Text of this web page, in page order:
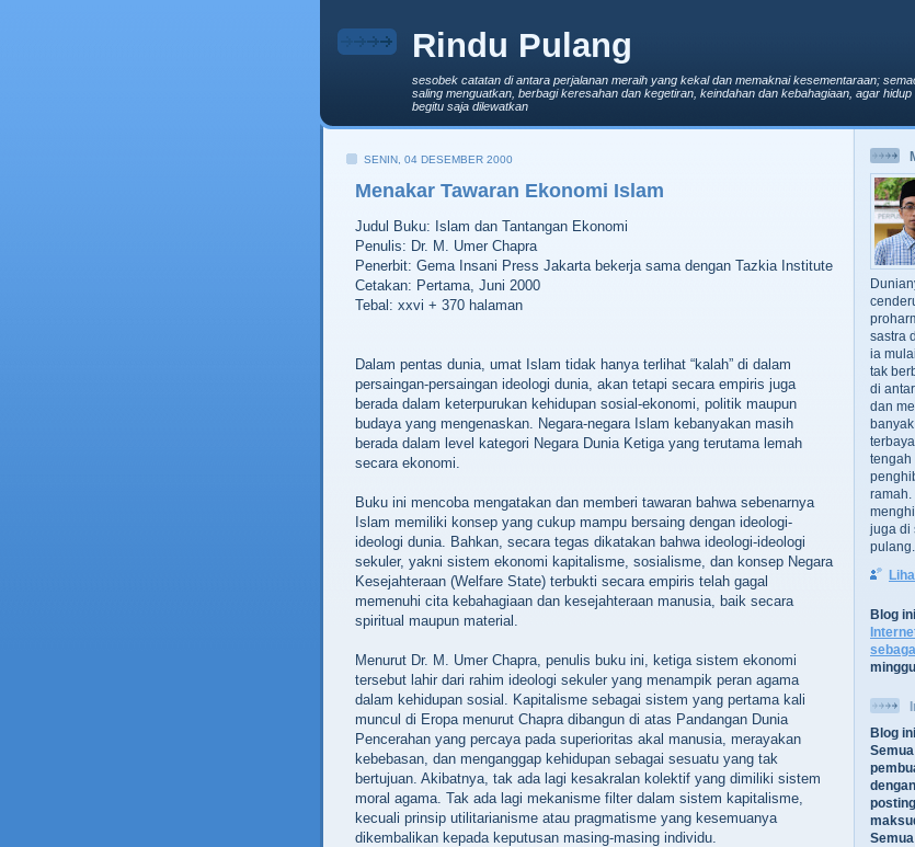
Rindu Pulang
sesobek catatan di antara perjalanan meraih yang kekal dan memaknai kesementaraan;
saling menguatkan, berbagi keresahan dan kegetiran, keindahan dan kebahagiaan, agar
begitu saja dilewatkan
SENIN, 04 DESEMBER 2000
Menakar Tawaran Ekonomi Islam
Judul Buku: Islam dan Tantangan Ekonomi
Penulis: Dr. M. Umer Chapra
Penerbit: Gema Insani Press Jakarta bekerja sama dengan Tazkia Institute
Cetakan: Pertama, Juni 2000
Tebal: xxvi + 370 halaman
Dalam pentas dunia, umat Islam tidak hanya terlihat “kalah” di dalam
persaingan-persaingan ideologi dunia, akan tetapi secara empiris juga
berada dalam keterpurukan kehidupan sosial-ekonomi, politik maupun
budaya yang mengenaskan. Negara-negara Islam kebanyakan masih
berada dalam level kategori Negara Dunia Ketiga yang terutama lemah
secara ekonomi.
Buku ini mencoba mengatakan dan memberi tawaran bahwa sebenarnya
Islam memiliki konsep yang cukup mampu bersaing dengan ideologi-
ideologi dunia. Bahkan, secara tegas dikatakan bahwa ideologi-ideologi
sekuler, yakni sistem ekonomi kapitalisme, sosialisme, dan konsep Negara
Kesejahteraan (Welfare State) terbukti secara empiris telah gagal
memenuhi cita kebahagiaan dan kesejahteraan manusia, baik secara
spiritual maupun material.
Menurut Dr. M. Umer Chapra, penulis buku ini, ketiga sistem ekonomi
tersebut lahir dari rahim ideologi sekuler yang menampik peran agama
dalam kehidupan sosial. Kapitalisme sebagai sistem yang pertama kali
muncul di Eropa menurut Chapra dibangun di atas Pandangan Dunia
Pencerahan yang percaya pada superioritas akal manusia, merayakan
kebebasan, dan menganggap kehidupan sebagai sesuatu yang tak
bertujuan. Akibatnya, tak ada lagi kesakralan kolektif yang dimiliki sistem
moral agama. Tak ada lagi mekanisme filter dalam sistem kapitalisme,
kecuali prinsip utilitarianisme atau pragmatisme yang kesemuanya
dikembalikan kepada keputusan masing-masing individu.
sastra
ia
tak
di
dan
tengah
ramah.
juga di
pulang.
Blog
Blog